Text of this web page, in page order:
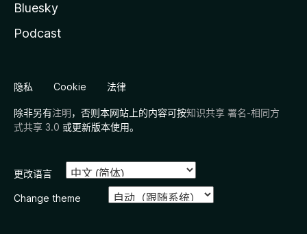
Bluesky
Podcast
隐私 Cookie 法律
除非另有注明，否则本网站上的内容可按知识共享 署名-相同方
式共享 3.0 或更新版本使用。
更改语言
Change theme